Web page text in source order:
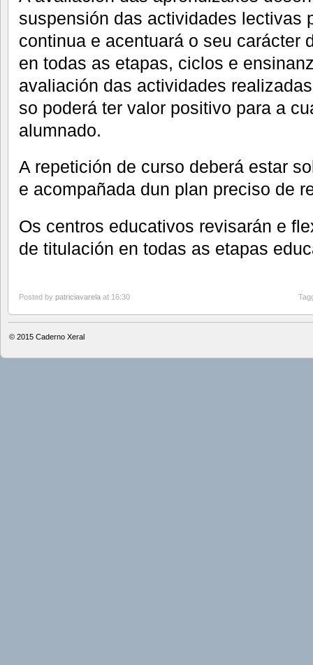
suspensión das actividades lectivas
continua e acentuará o seu carácter
en todas as etapas, ciclos e
avaliación das actividades
so poderá ter valor positivo para a
alumnado.
A repetición de curso deberá estar
e acompañada dun plan preciso de
Os centros educativos revisarán e
de titulación en todas as etapas
Posted by patriciavarela at 16:30
© 2015 Caderno Xeral